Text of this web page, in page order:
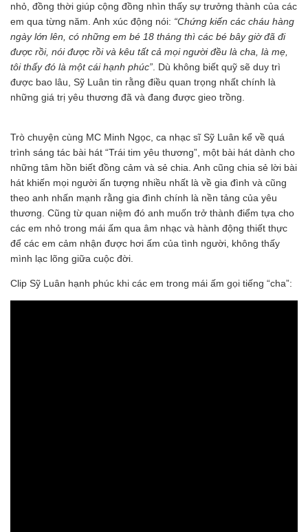
nhỏ, đồng thời giúp cộng đồng nhìn thấy sự trưởng thành của các
em qua từng năm. Anh xúc động nói: “Chứng kiến các cháu hàng
ngày lớn lên, có những em bé 18 tháng thì các bé bây giờ đã đi
được rồi, nói được rồi và kêu tất cả mọi người đều là cha, là mẹ,
tôi thấy đó là một cái hạnh phúc” . Dù không biết quỹ sẽ duy trì
được bao lâu, Sỹ Luân tin rằng điều quan trọng nhất chính là
những giá trị yêu thương đã và đang được gieo trồng.
Trò chuyện cùng MC Minh Ngọc, ca nhạc sĩ Sỹ Luân kể về quá
trình sáng tác bài hát “Trái tim yêu thương”, một bài hát dành cho
những tâm hồn biết đồng cảm và sẻ chia. Anh cũng chia sẻ lời bài
hát khiến mọi người ấn tượng nhiều nhất là về gia đình và cũng
theo anh nhấn mạnh rằng gia đình chính là nền tảng của yêu
thương. Cũng từ quan niệm đó anh muốn trở thành điểm tựa cho
các em nhỏ trong mái ấm qua âm nhạc và hành động thiết thực
để các em cảm nhận được hơi ấm của tình người, không thấy
mình lạc lõng giữa cuộc đời.
Clip Sỹ Luân hạnh phúc khi các em trong mái ấm gọi tiếng “cha”: